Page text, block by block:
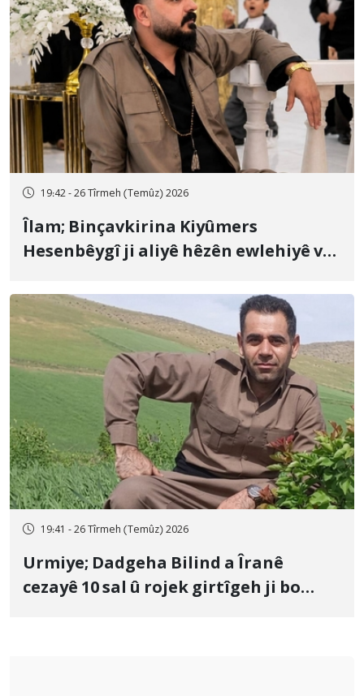
19:42 - 26 Tîrmeh (Temûz) 2026
Îlam; Binçavkirina Kiyûmers
Hesenbêygî ji aliyê hêzên ewlehiyê ve
19:41 - 26 Tîrmeh (Temûz) 2026
Urmiye; Dadgeha Bilind a Îranê
cezayê 10 sal û rojek girtîgeh ji bo